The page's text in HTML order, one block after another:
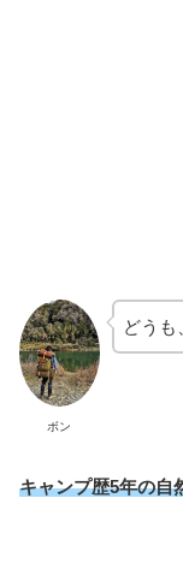
ボン
どうも
キャンプ歴5年の自